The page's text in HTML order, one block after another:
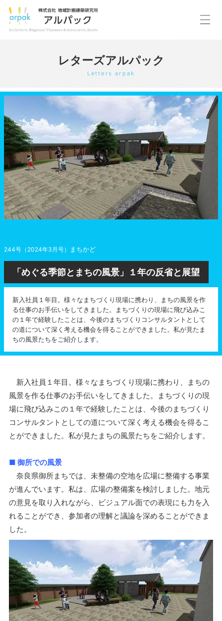
レターズアルパック
Letters arpak
244号（2024年3月号） まちかど
「めぐる季節とまちの風景」１年の反省と展望
新入社員１年目。様々なまちづくり現場に携わり、まちの風景を作
る仕事のお手伝いをしてきました。まちづくりの現場に飛び込みこ
の１年で経験したことは、今後のまちづくりコンサルタントとして
の道について深く考える機会を得ることができました。私が見たま
ちの風景たちをご紹介します。
新入社員１年目。様々なまちづくり現場に携わり、まちの
風景を作る仕事のお手伝いをしてきました。まちづくりの現
場に飛び込みこの１年で経験したことは、今後のまちづくり
コンサルタントとしての道について深く考える機会を得るこ
とができました。私が見たまちの風景たちをご紹介します。
■ 御所での風景
奈良県御所まちでは、未整備の空地を広場に整備する事業
が進んでいます。私は、広場の整備案を検討しました。地元
の意見を取り入れながら、ビジュアル面での表現にも力を入
れることができ、参加者の理解と議論を深めることができま
した。